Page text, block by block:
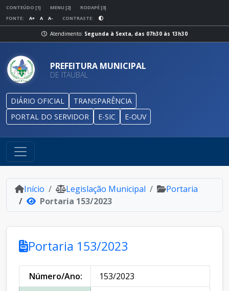
CONTEÚDO [1] MENU [2]
RODAPÉ [3]
FONTE:
A+ A A- CONTRASTE:
Atendimento: Segunda à Sexta, das 07h30 às 13h30
PREFEITURA MUNICIPAL
DE ITAUBAL
DIÁRIO OFICIAL
TRANSPARÊNCIA
PORTAL DO SERVIDOR
E-SIC E-OUV
Início Legislação Municipal
Portaria
Portaria 153/2023
Portaria 153/2023
Número/Ano:
153/2023